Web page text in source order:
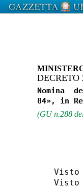
DECRETO
Nomina
(GU n.288
Visto
Visto